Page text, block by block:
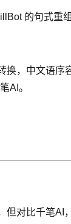
的句式重
，中文语
AI。
对比千笔